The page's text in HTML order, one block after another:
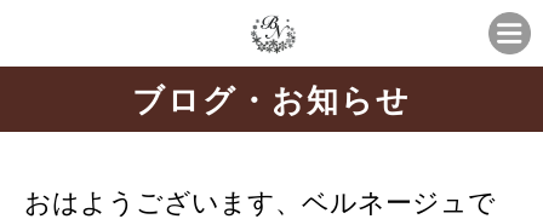
ブログ・お知らせ
おはようございます、ベルネージュで